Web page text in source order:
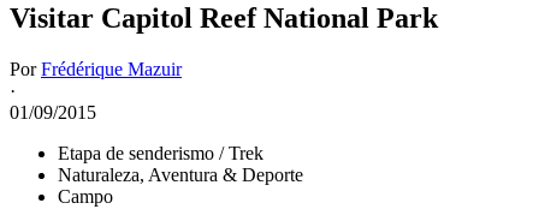
Visitar Capitol Reef National Park
PorFrédérique Mazuir
·
01/09/2015
Etapa de senderismo / Trek
Naturaleza, Aventura & Deporte
Campo